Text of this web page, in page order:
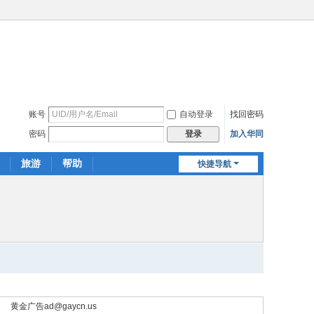
账号 自动登录
找回密码
密码
登录 加入华同
快捷导航
旅游 帮助
黄金广告ad@gaycn.us